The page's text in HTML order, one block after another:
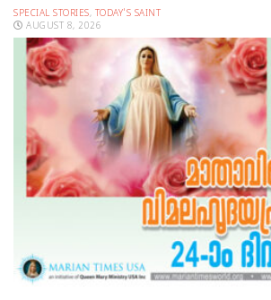
SPECIAL STORIES, TODAY'S SAINT
AUGUST 8, 2026